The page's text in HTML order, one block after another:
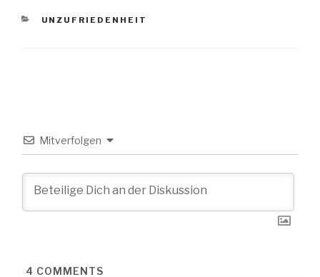
KATEGORIEN
UNZUFRIEDENHEIT
Mitverfolgen
4 COMMENTS